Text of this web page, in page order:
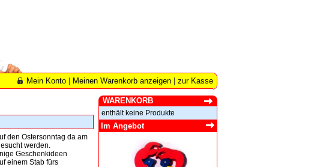
Mein Konto Meinen Warenkorb anzeigen zur Kasse
den Ostersonntag da am
werden.
Geschenkideen
einem Stab fürs
WARENKORB
enthält keine Produkte
Im Angebot